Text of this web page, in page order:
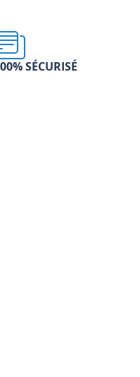
SÉCURISÉ